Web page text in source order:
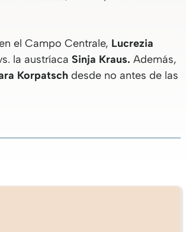
el Campo Centrale, Lucrezia
la austríaca Sinja Kraus. Además,
Korpatsch desde no antes de las